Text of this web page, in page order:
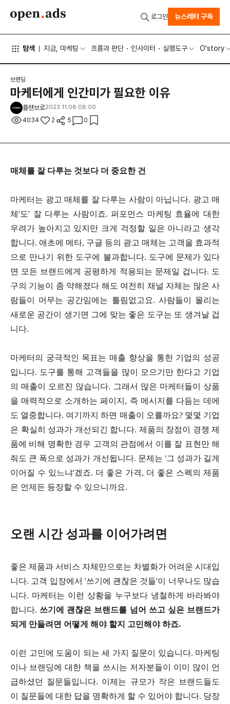
탐색 지금, 마케팅 흐름과 판단 인사이터 실행도구 O'story
로그인 뉴스레터 구독
브랜딩
마케터에게 인간미가 필요한 이유
플랜브로2023.11.08 08:00
4034 2 5 0
매체를 잘 다루는 것보다 더 중요한 건
마케터는 광고 매체를 잘 다루는 사람이 아닙니다. 광고 매
체'도' 잘 다루는 사람이죠. 퍼포먼스 마케팅 효율에 대한
우려가 높아지고 있지만 크게 걱정할 일은 아니라고 생각
합니다. 애초에 메타, 구글 등의 광고 매체는 고객을 효과적
으로 만나기 위한 도구에 불과합니다. 도구에 문제가 있다
면 모든 브랜드에게 공평하게 적용되는 문제일 겁니다. 도
구의 기능이 좀 약해졌다 해도 여전히 채널 자체는 많은 사
람들이 머무는 공간임에는 틀림없고요. 사람들이 몰리는
새로운 공간이 생기면 그에 맞는 좋은 도구는 또 생겨날 겁
니다.
마케터의 궁극적인 목표는 매출 향상을 통한 기업의 성공
입니다. 도구를 통해 고객들을 많이 모으기만 한다고 기업
의 매출이 오르진 않습니다. 그래서 많은 마케터들이 상품
을 매력적으로 소개하는 페이지, 즉 메시지를 다듬는 데에
도 열중합니다. 여기까지 하면 매출이 오를까요? 몇몇 기업
은 확실히 성과가 개선되긴 합니다. 제품의 장점이 경쟁 제
품에 비해 명확한 경우 고객의 관점에서 이를 잘 표현만 해
줘도 큰 폭으로 성과가 개선됩니다. 문제는 '그 성과가 길게
이어질 수 있느냐'겠죠. 더 좋은 가격, 더 좋은 스펙의 제품
은 언제든 등장할 수 있으니까요.
오랜 시간 성과를 이어가려면
좋은 제품과 서비스 자체만으로는 차별화가 어려운 시대입
니다. 고객 입장에서 '쓰기에 괜찮은 것들'이 너무나도 많습
니다. 마케터는 이런 상황을 누구보다 냉철하게 바라봐야
합니다. 쓰기에 괜찮은 브랜드를 넘어 쓰고 싶은 브랜드가
되게 만들려면 어떻게 해야 할지 고민해야 하죠.
이런 고민에 도움이 되는 세 가지 질문이 있습니다. 마케팅
이나 브랜딩에 대한 책을 쓰시는 저자분들이 이미 많이 언
급하셨던 질문들입니다. 이제는 규모가 작은 브랜드들도
이 질문들에 대한 답을 명확하게 할 수 있어야 합니다. 당장